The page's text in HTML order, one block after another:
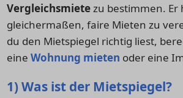
Vergleichsmietezu bestimmen.
gleichermaßen, faire Mieten zu
du den Mietspiegel richtig liest,
eine Wohnung mieten oder eine
1) Was ist der Mietspiegel?